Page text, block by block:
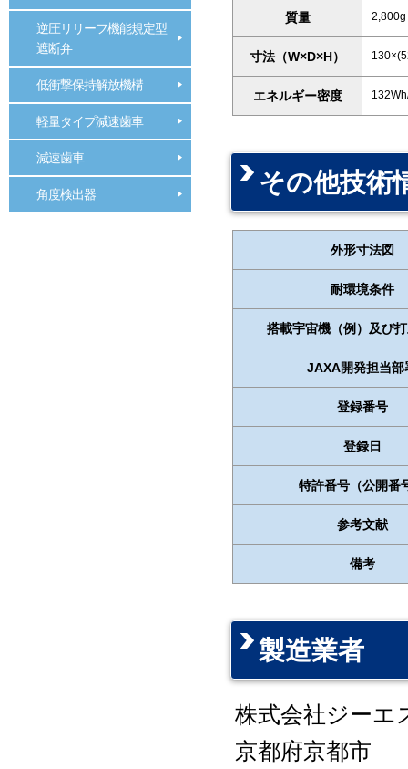
逆圧リリーフ機能規定型
遮断弁
低衝撃保持解放機構
軽量タイプ減速歯車
減速歯車
角度検出器
質量 2,800g
寸法（W×D×H）
エネルギー密度
その他技術
外形寸法図
耐環境条件
搭載宇宙機（例）及び
JAXA開発担当部
登録番号
登録日
特許番号（公開番
参考文献
備考
製造業者
株式会社ジーエ
京都府京都市